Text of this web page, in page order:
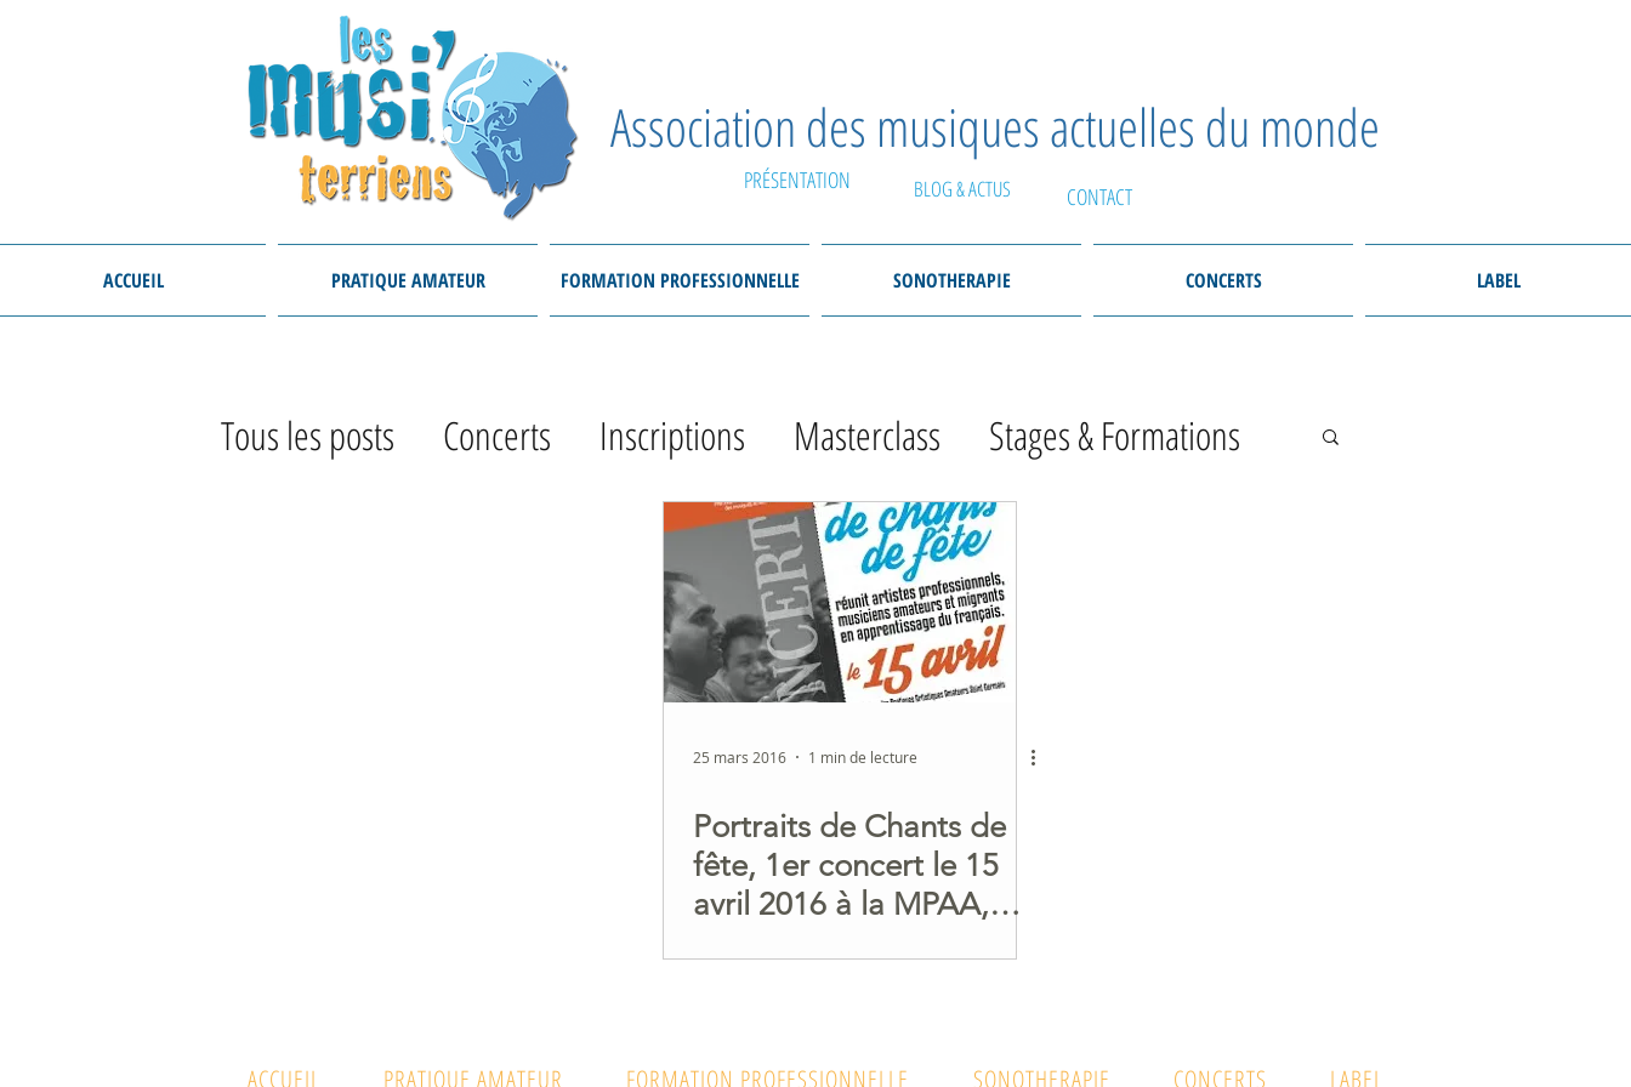
Association des musiques actuelles du monde
PRÉSENTATION BLOG & ACTUS CONTACT
ACCUEIL PRATIQUE AMATEUR FORMATION PROFESSIONNELLE SONOTHERAPIE CONCERTS LABEL
Tous les posts Concerts Inscriptions Masterclass Stages & Formations
25 mars 2016 1 min de lecture
Portraits de Chants de
fête, 1er concert le 15
avril 2016 à la MPAA,
ACCUEIL PRATIQUE AMATEUR FORMATION PROFESSIONNELLE SONOTHERAPIE CONCERTS LABEL